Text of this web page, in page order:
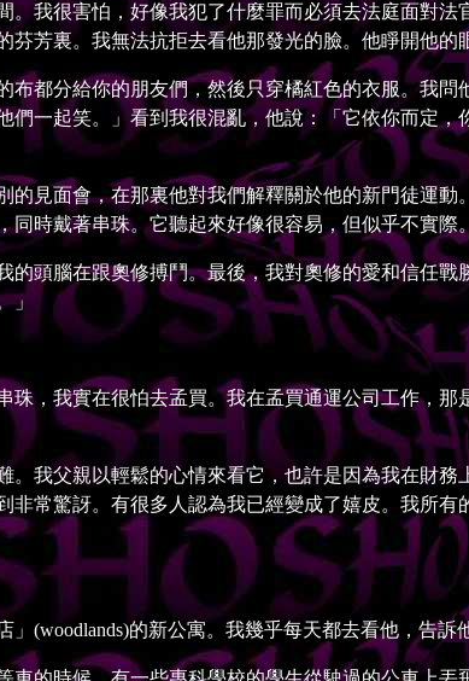
我很害怕，好像我犯了什麼罪而必須去法庭面對法
芬芳裏。我無法抗拒去看他那發光的臉。他睜開他的
分給你的朋友們，然後只穿橘紅色的衣服。我問
們一起笑。」看到我很混亂，他說：「它依你而定
見面會，在那裏他對我們解釋關於他的新門徒運動
同時戴著串珠。它聽起來好像很容易，但似乎不實
腦在跟奧修搏鬥。最後，我對奧修的愛和信任戰
」
，我實在很怕去孟買。我在孟買通運公司工作，那
我父親以輕鬆的心情來看它，也許是因為我在財務
非常驚訝。有很多人認為我已經變成了嬉皮。我所
的新公寓。我幾乎每天都去看他，告訴